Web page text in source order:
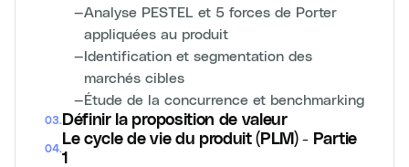
—Analyse PESTEL et 5 forces de Porter
appliquées au produit
—Identification et segmentation des
marchés cibles
—Étude de la concurrence et benchmarking
03. Définir la proposition de valeur
04.
Le cycle de vie du produit (PLM) - Partie
1